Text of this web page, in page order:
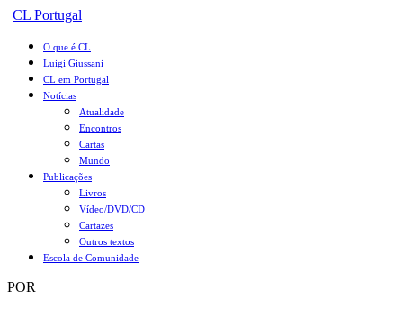
CL Portugal
O que é CL
Luigi Giussani
CL em Portugal
Notícias
Atualidade
Encontros
Cartas
Mundo
Publicações
Livros
Vídeo/DVD/CD
Cartazes
Outros textos
Escola de Comunidade
POR